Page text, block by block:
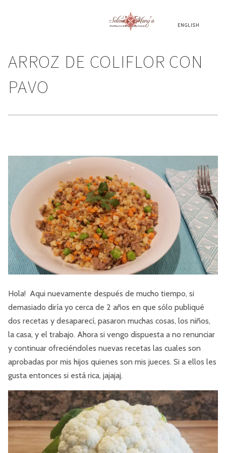
ENGLISH
ARROZ DE COLIFLOR CON
PAVO
Hola! Aqui nuevamente después de mucho tiempo, si
demasiado diría yo cerca de 2 años en que sólo publiqué
dos recetas y desaparecí, pasaron muchas cosas, los niños,
la casa, y el trabajo. Ahora si vengo dispuesta a no renunciar
y continuar ofreciéndoles nuevas recetas las cuales son
aprobadas por mis hijos quienes son mis jueces. Si a ellos les
gusta entonces si está rica, jajajaj.